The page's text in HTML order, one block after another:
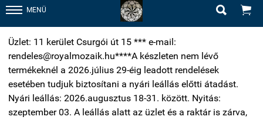
MENÜ  
Üzlet: 11 kerület Csurgói út 15 *** e-mail:
rendeles@royalmozaik.hu****A készleten nem lévő
termékeknél a 2026.július 29-éig leadott rendelések
esetében tudjuk biztosítani a nyári leállás előtti átadást.
Nyári leállás: 2026.augusztus 18-31. között. Nyitás:
szeptember 03. A leállás alatt az üzlet és a raktár is zárva,